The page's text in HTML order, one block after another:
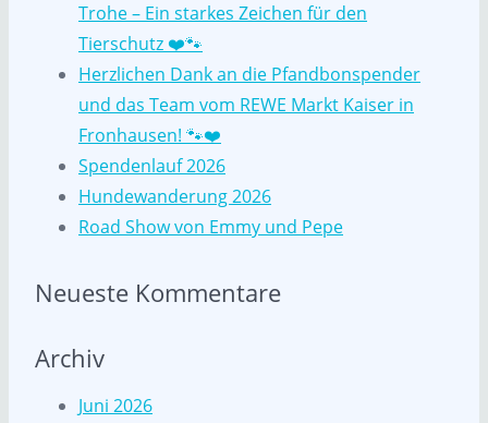
Trohe – Ein starkes Zeichen für den
Tierschutz ❤️🐾
Herzlichen Dank an die Pfandbonspender
und das Team vom REWE Markt Kaiser in
Fronhausen! 🐾❤️
Spendenlauf 2026
Hundewanderung 2026
Road Show von Emmy und Pepe
Neueste Kommentare
Archiv
Juni 2026